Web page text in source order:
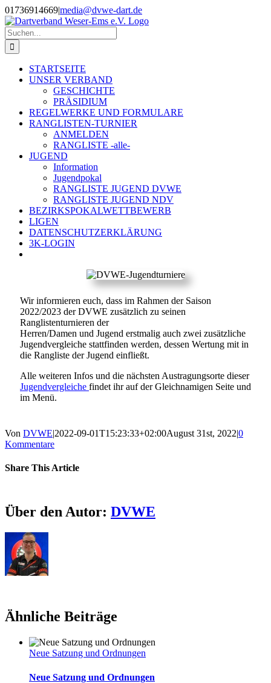
Zum
Inhalt
springen
01736914669|media@dvwe-dart.de
Suche
nach:
STARTSEITE
UNSER VERBAND
GESCHICHTE
PRÄSIDIUM
REGELWERKE UND FORMULARE
RANGLISTEN-TURNIER
ANMELDEN
RANGLISTE -alle-
JUGEND
Information
Jugendpokal
RANGLISTE JUGEND DVWE
RANGLISTE JUGEND NDV
BEZIRKSPOKALWETTBEWERB
LIGEN
DATENSCHUTZERKLÄRUNG
3K-LOGIN
Wir informieren euch, dass im Rahmen der Saison
2022/2023 der DVWE zusätzlich zu seinen
Ranglistenturnieren der
Herren/Damen und Jugend erstmalig auch zwei zusätzliche
Jugendvergleiche stattfinden werden, dessen Wertung mit in
die Rangliste der Jugend einfließt.
Alle weiteren Infos und die nächsten Austragungsorte dieser
Jugendvergleiche findet ihr auf der Gleichnamigen Seite und
im Menü.
Von DVWE|2022-09-01T15:23:33+02:00August 31st, 2022|0
Kommentare
Share This Article
Mail
Über den Autor: DVWE
Ähnliche Beiträge
Neue Satzung und Ordnungen
Neue Satzung und Ordnungen